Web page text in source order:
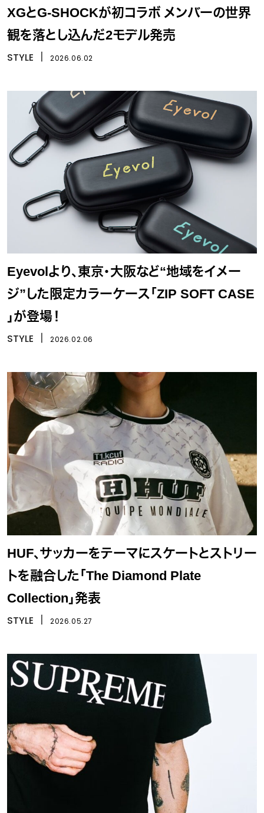
XGとG-SHOCKが初コラボ メンバーの世界
観を落とし込んだ2モデル発売
STYLE 2026.06.02
Eyevolより、東京・大阪など“地域をイメー
ジ”した限定カラーケース「ZIP SOFT CASE
」が登場！
STYLE 2026.02.06
HUF、サッカーをテーマにスケートとストリー
トを融合した「The Diamond Plate
Collection」発表
STYLE 2026.05.27